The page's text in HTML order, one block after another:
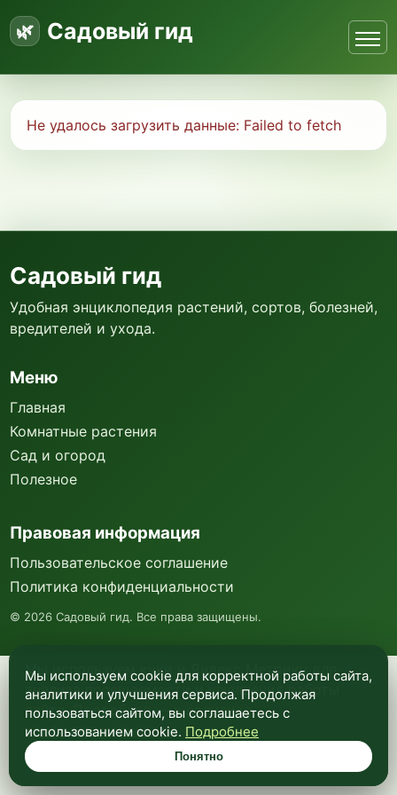
Садовый гид
Не удалось загрузить данные: Failed to fetch
Мы используем куки и Яндекс Метрику для
анализа посещаемости и улучшения работы
сайта. Подробнее —в политике
конфиденциальности.
Понятно
Садовый гид
Удобная энциклопедия растений, сортов, болезней,
вредителей и ухода.
Меню
Главная
Комнатные растения
Сад и огород
Полезное
Правовая информация
Пользовательское соглашение
Политика конфиденциальности
© 2026 Садовый гид. Все права защищены.
Мы используем cookie для корректной работы сайта,
аналитики и улучшения сервиса. Продолжая
пользоваться сайтом, вы соглашаетесь с
использованием cookie. Подробнее
Понятно